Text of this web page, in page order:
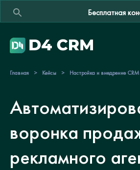
Бесплатная
Главная > Кейсы > Настройка и внедрение CRM
воронка
рекламного